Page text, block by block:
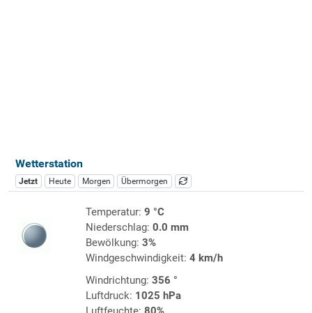
Wetterstation
Jetzt Heute Morgen Übermorgen
Temperatur: 9 °C
Niederschlag: 0.0 mm
Bewölkung: 3%
Windgeschwindigkeit: 4 km/h
Windrichtung: 356 °
Luftdruck: 1025 hPa